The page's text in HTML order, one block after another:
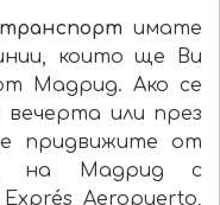
имате
които ще Ви
Мадрид. Ако се
или през
придвижите от
на Мадрид с
Aeropuerto,